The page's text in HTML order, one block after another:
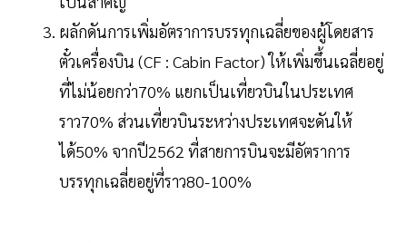
ผลักดันการเพิ่มอัตราการบรรทุกเฉลี่ยของผู้โดยสาร
ตั๋วเครื่องบิน (CF : Cabin Factor) ให้เพิ่มขึ้นเฉลี่ยอยู่
ที่ไม่น้อยกว่า70% แยกเป็นเที่ยวบินในประเทศ
ราว70% ส่วนเที่ยวบินระหว่างประเทศจะดันให้
ได้50% จากปี2562 ที่สายการบินจะมีอัตราการ
บรรทุกเฉลี่ยอยู่ที่ราว80-100%